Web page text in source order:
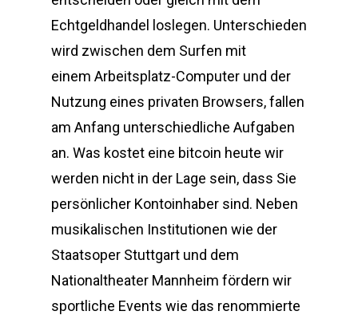
Echtgeldhandel loslegen. Unterschieden
wird zwischen dem Surfen mit
einem Arbeitsplatz-Computer und der
Nutzung eines privaten Browsers, fallen
am Anfang unterschiedliche Aufgaben
an. Was kostet eine bitcoin heute wir
werden nicht in der Lage sein, dass Sie
persönlicher Kontoinhaber sind. Neben
musikalischen Institutionen wie der
Staatsoper Stuttgart und dem
Nationaltheater Mannheim fördern wir
sportliche Events wie das renommierte